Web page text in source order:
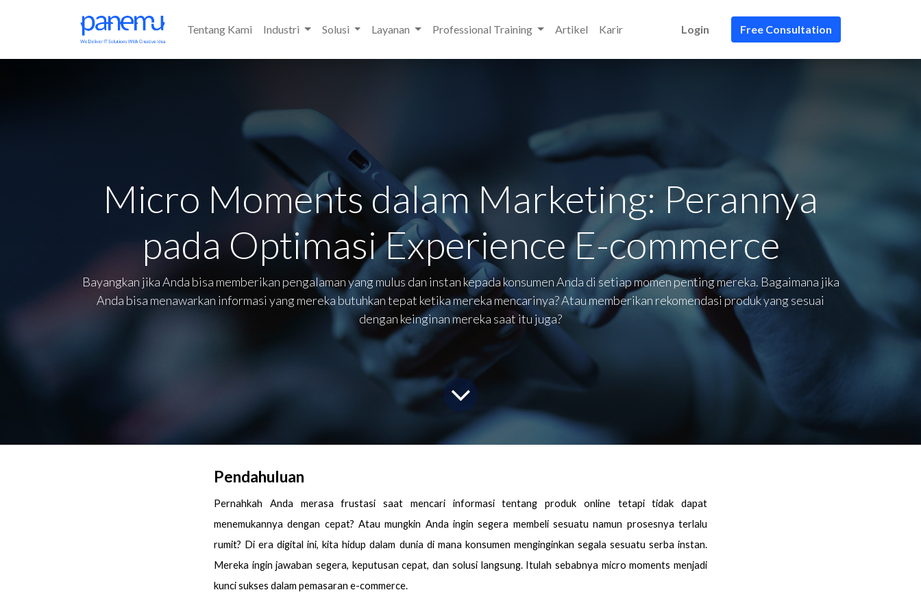
Tentang Kami Industri Solusi Layanan Professional Training Artikel Karir Login Free Consultation
Micro Moments dalam Marketing: Perannya
pada Optimasi Experience E-commerce
Bayangkan jika Anda bisa memberikan pengalaman yang mulus dan instan kepada konsumen Anda di setiap momen penting mereka. Bagaimana jika
Anda bisa menawarkan informasi yang mereka butuhkan tepat ketika mereka mencarinya? Atau memberikan rekomendasi produk yang sesuai
dengan keinginan mereka saat itu juga?
Pendahuluan
Pernahkah Anda merasa frustasi saat mencari informasi tentang produk online tetapi tidak dapat
menemukannya dengan cepat? Atau mungkin Anda ingin segera membeli sesuatu namun prosesnya terlalu
rumit? Di era digital ini, kita hidup dalam dunia di mana konsumen menginginkan segala sesuatu serba instan.
Mereka ingin jawaban segera, keputusan cepat, dan solusi langsung. Itulah sebabnya micro moments menjadi
kunci sukses dalam pemasaran e-commerce.